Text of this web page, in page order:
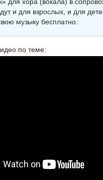
и для взрослых, и для
музыку бесплатно.
по теме: